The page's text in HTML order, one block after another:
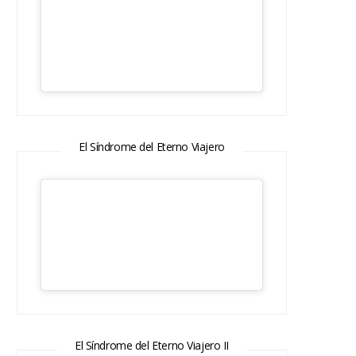
El Síndrome del Eterno Viajero
El Síndrome del Eterno Viajero II